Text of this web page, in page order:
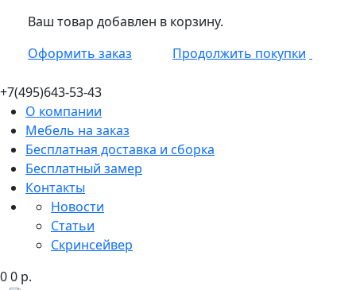
Ваш товар добавлен в корзину.
Оформить заказ
Продолжить покупки
+7(495)643-53-43
О компании
Мебель на заказ
Бесплатная доставка и сборка
Бесплатный замер
Контакты
Новости
Статьи
Скринсейвер
00 р.